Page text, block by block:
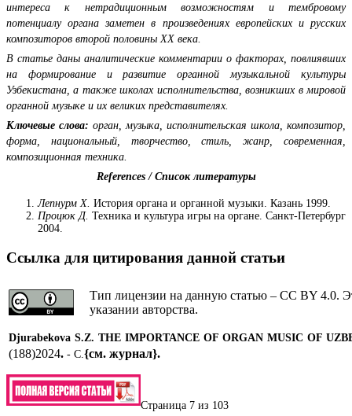
интереса к нетрадиционным возможностям и тембровому
потенциалу органа заметен в произведениях европейских и русских
композиторов второй половины ХХ века.
В статье даны аналитические комментарии о факторах, повлиявших
на формирование и развитие органной музыкальной культуры
Узбекистана, а также школах исполнительства, возникших в мировой
органной музыке и их великих представителях.
Ключевые слова: орган, музыка, исполнительская школа, композитор,
форма, национальный, творчество, стиль, жанр, современная,
композиционная техника.
References / Список литературы
Лепнурм Х. История органа и органной музыки. Казань 1999.
Процюк Д. Техника и культура игры на органе. Санкт-Петербург
2004.
Ссылка для цитирования данной статьи
Тип лицензии на данную статью – CC BY 4.0.
указании авторства.
Djurabekova S.Z. THE IMPORTANCE OF ORGAN MUSIC OF
(188)2024. - С.{см. журнал}.
Страница 7 из 103